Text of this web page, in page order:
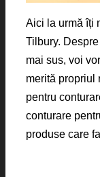
Aici la urmă îți
Tilbury.
mai sus, voi
merită propriul
pentru
conturare
produse care